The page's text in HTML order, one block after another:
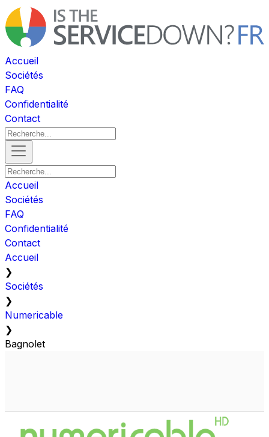
Accueil
Sociétés
FAQ
Confidentialité
Contact
Accueil
Sociétés
FAQ
Confidentialité
Contact
Accueil
❯
Sociétés
❯
Numericable
❯
Bagnolet